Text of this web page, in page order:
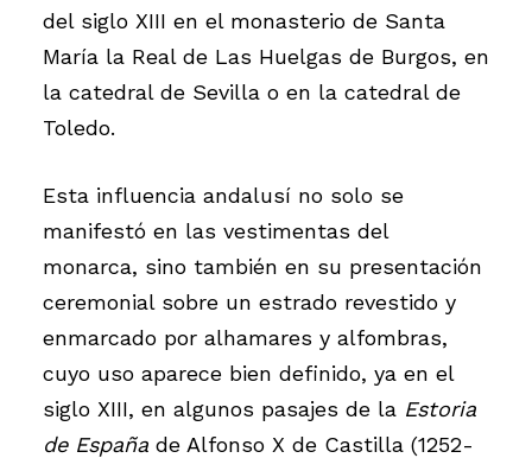
del siglo XIII en el monasterio de Santa
María la Real de Las Huelgas de Burgos, en
la catedral de Sevilla o en la catedral de
Toledo.
Esta influencia andalusí no solo se
manifestó en las vestimentas del
monarca, sino también en su presentación
ceremonial sobre un estrado revestido y
enmarcado por alhamares y alfombras,
cuyo uso aparece bien definido, ya en el
siglo XIII, en algunos pasajes de la Estoria
de Españade Alfonso X de Castilla (1252-